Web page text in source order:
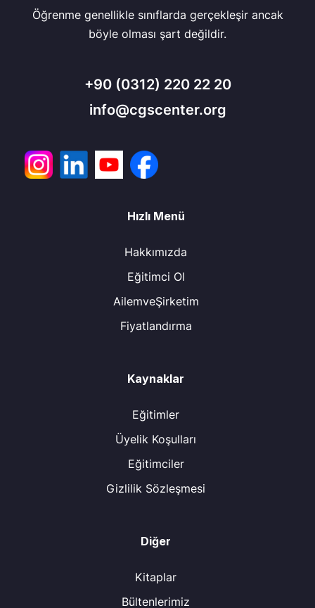
Öğrenme genellikle sınıflarda gerçekleşir ancak
böyle olması şart değildir.
+90 (0312) 220 22 20
info@cgscenter.org
Hızlı Menü
Hakkımızda
Eğitimci Ol
AilemveŞirketim
Fiyatlandırma
Kaynaklar
Eğitimler
Üyelik Koşulları
Eğitimciler
Gizlilik Sözleşmesi
Diğer
Kitaplar
Bültenlerimiz